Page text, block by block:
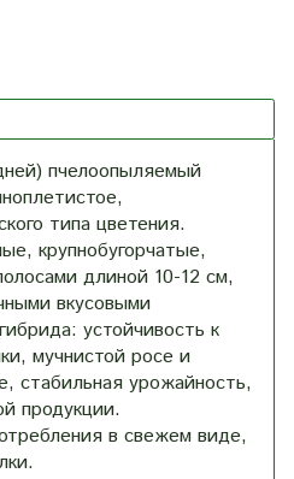
пчелоопыляемый
типа цветения.
крупнобугорчатые,
длиной 10-12 см,
вкусовыми
устойчивость к
мучнистой росе и
стабильная урожайность,
продукции.
в свежем виде,